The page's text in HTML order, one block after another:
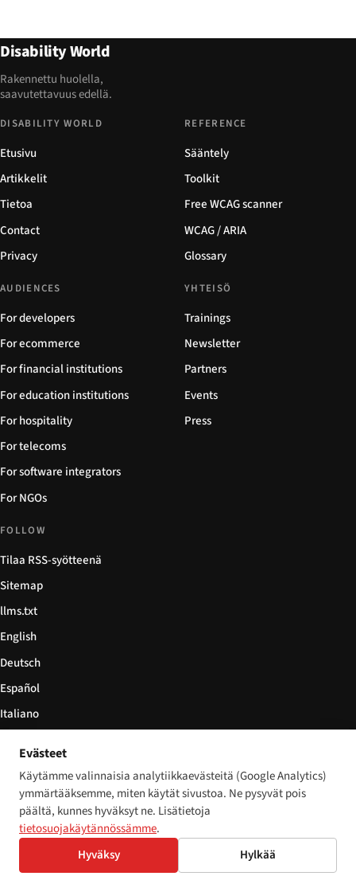
Disability World
Rakennettu huolella,
saavutettavuus edellä.
DISABILITY WORLD
Etusivu
Artikkelit
Tietoa
Contact
Privacy
REFERENCE
Sääntely
Toolkit
Free WCAG scanner
WCAG / ARIA
Glossary
AUDIENCES
For developers
For ecommerce
For financial institutions
For education institutions
For hospitality
For telecoms
For software integrators
For NGOs
YHTEISÖ
Trainings
Newsletter
Partners
Events
Press
FOLLOW
Tilaa RSS-syötteenä
Sitemap
llms.txt
English
Deutsch
Español
Italiano
© 2026 Disability World. Kaikki oikeudet pidätetään. Cookie settings
DeutschEspañol PolskiFrançais
Evästeet
Käytämme valinnaisia analytiikkaevästeitä (Google Analytics)
ymmärtääksemme, miten käytät sivustoa. Ne pysyvät pois
päältä, kunnes hyväksyt ne. Lisätietoja
tietosuojakäytännössämme.
Hyväksy
Hylkää